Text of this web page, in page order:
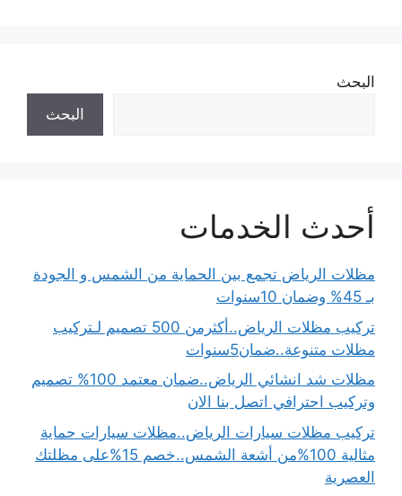
البحث
البحث
أحدث الخدمات
مظلات الرياض تجمع بين الحماية من الشمس و الجودة
بـ 45% وضمان 10سنوات
تركيب مظلات الرياض..أكثرمن 500 تصميم لـتركيب
مظلات متنوعة..ضمان5سنوات
مظلات شد انشائي الرياض..ضمان معتمد 100% تصميم
وتركيب احترافي اتصل بنا الان
تركيب مظلات سيارات الرياض..مظلات سيارات حماية
مثالية 100%من أشعة الشمس..خصم 15%على مظلتك
العصرية